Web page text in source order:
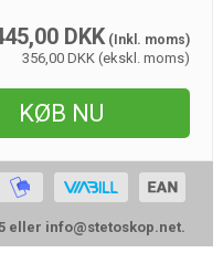
DKK(Inkl. moms)
356,00 DKK (ekskl. moms)
KØB NU
eller info@stetoskop.net.